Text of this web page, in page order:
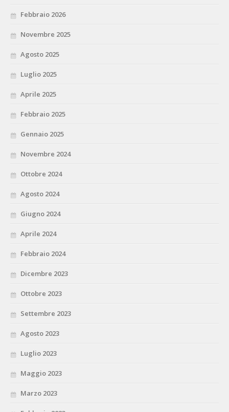
Febbraio 2026
Novembre 2025
Agosto 2025
Luglio 2025
Aprile 2025
Febbraio 2025
Gennaio 2025
Novembre 2024
Ottobre 2024
Agosto 2024
Giugno 2024
Aprile 2024
Febbraio 2024
Dicembre 2023
Ottobre 2023
Settembre 2023
Agosto 2023
Luglio 2023
Maggio 2023
Marzo 2023